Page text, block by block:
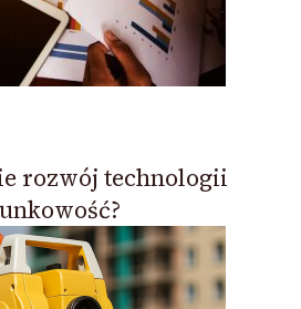
rozwój technologii